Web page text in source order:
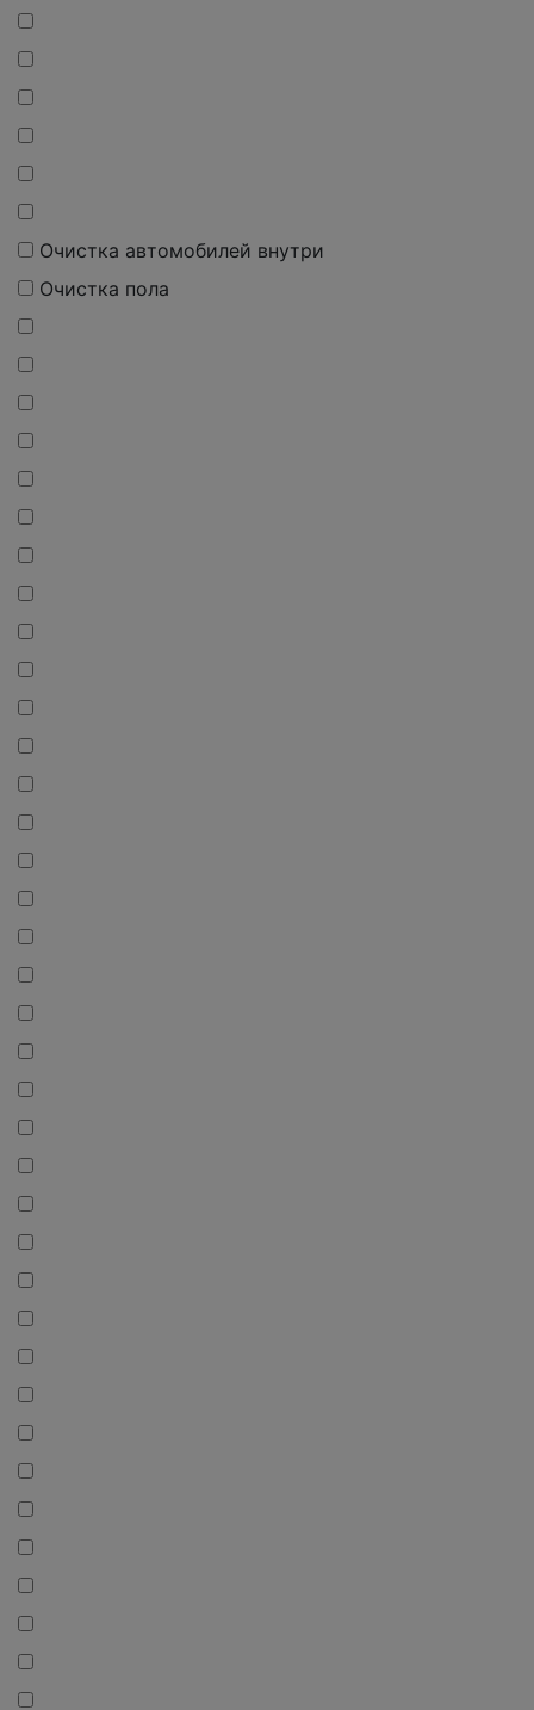
Очистка автомобилей внутри
Очистка пола